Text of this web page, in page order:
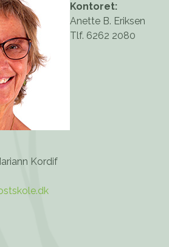
Kordif
Kontoret:
Anette B. Eriksen
Tlf. 6262 2080